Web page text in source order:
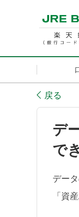
戻る
デ
で
デー
「資